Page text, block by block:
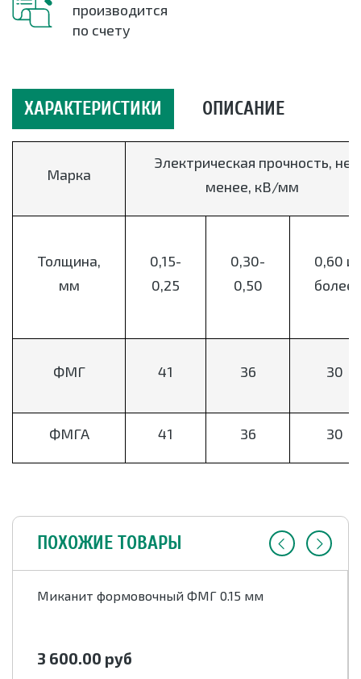
производится
по счету
ХАРАКТЕРИСТИКИ ОПИСАНИЕ
Марка
Электрическая прочность, не
менее, кВ/мм
Толщина,
мм
0,15-
0,25
0,30-
0,50
0,60 и
более
ФМГ 41 36 30
ФМГА 41 36 30
ПОХОЖИЕ ТОВАРЫ
Миканит формовочный ФМГ 0.15 мм
3 600.00 руб